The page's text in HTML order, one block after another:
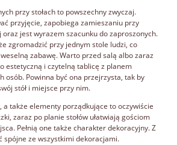
przy stołach to powszechny zwyczaj.
przyjęcie, zapobiega zamieszaniu przy
jest wyrazem szacunku do zaproszonych.
zgromadzić przy jednym stole ludzi, co
zabawę. Warto przed salą albo zaraz
estetyczną i czytelną tablicę z planem
osób. Powinna być ona przejrzysta, tak by
stół i miejsce przy nim.
a także elementy porządkujące to oczywiście
zaraz po planie stołów ułatwiają gościom
Pełnią one także charakter dekoracyjny. Z
spójne ze wszystkimi dekoracjami.